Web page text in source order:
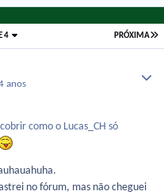
PRÓXIMA
4
anos
como o Lucas_CH só
no fórum, mas não cheguei